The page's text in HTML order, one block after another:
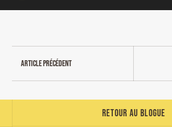
Article précédent
Retour au blogue